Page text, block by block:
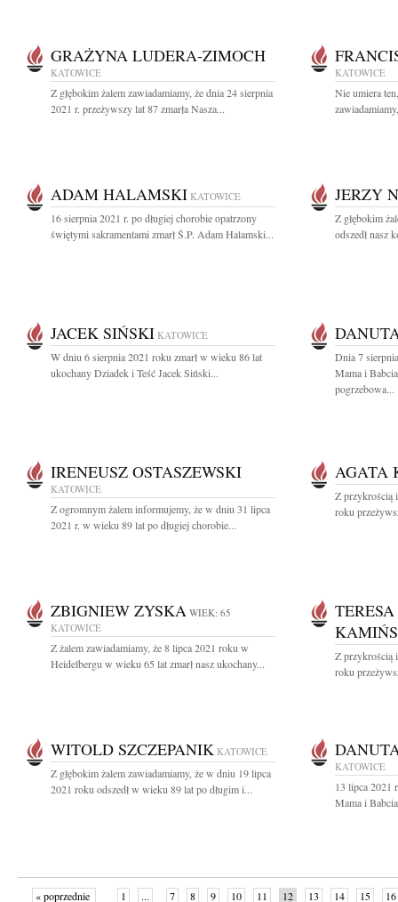
GRAŻYNA LUDERA-ZIMOCH
KATOWICE
Z głębokim żalem zawiadamiamy, że dnia 24 sierpnia
2021 r. przeżywszy lat 87 zmarła Nasza...
KATOWICE
Nie umiera
ADAM HALAMSKI KATOWICE
16 sierpnia 2021 r. po długiej chorobie opatrzony
świętymi sakramentami zmarł Ś.P. Adam Halamski...
JERZY
Z głębokim
odszedł nasz
JACEK SIŃSKI KATOWICE
W dniu 6 sierpnia 2021 roku zmarł w wieku 86 lat
ukochany Dziadek i Teść Jacek Siński...
Dnia 7
Mama i
pogrzebowa...
IRENEUSZ OSTASZEWSKI
KATOWICE
Z ogromnym żalem informujemy, że w dniu 31 lipca
2021 r. w wieku 89 lat po długiej chorobie...
AGATA
Z przykrością
roku
ZBIGNIEW ZYSKA WIEK: 65
KATOWICE
Z żalem zawiadamiamy, że 8 lipca 2021 roku w
Heidelbergu w wieku 65 lat zmarł nasz ukochany...
Z przykrością
roku
WITOLD SZCZEPANIK KATOWICE
Z głębokim żalem zawiadamiamy, że w dniu 19 lipca
2021 roku odszedł w wieku 89 lat po długim i...
KATOWICE
13 lipca 2021
Mama i
« poprzednie 1 ... 7 8 9 10 11 12 13 14 15 16